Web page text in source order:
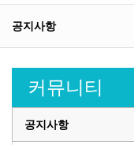
공지사항
커뮤니티
공지사항